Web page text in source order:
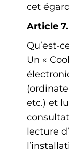
cet
Article
Qu’est-
Un «
etc.) et
lecture